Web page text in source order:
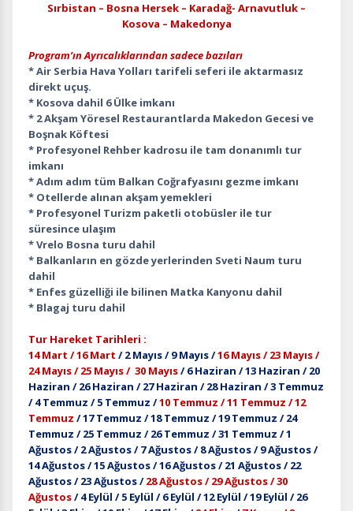
Sırbistan – Bosna Hersek – Karadağ- Arnavutluk –
Kosova – Makedonya
Program’ın Ayrıcalıklarından sadece bazıları
* Air Serbia Hava Yolları tarifeli seferi ile aktarmasız
direkt uçuş.
* Kosova dahil 6 Ülke imkanı
* 2 Akşam Yöresel Restaurantlarda Makedon Gecesi ve
Boşnak Köftesi
* Profesyonel Rehber kadrosu ile tam donanımlı tur
imkanı
* Adım adım tüm Balkan Coğrafyasını gezme imkanı
* Otellerde alınan akşam yemekleri
* Profesyonel Turizm paketli otobüsler ile tur
süresince ulaşım
* Vrelo Bosna turu dahil
* Balkanların en gözde yerlerinden Sveti Naum turu
dahil
* Enfes güzelliği ile bilinen Matka Kanyonu dahil
* Blagaj turu dahil
Tur Hareket Tarihleri :
14 Mart / 16 Mart / 2 Mayıs / 9 Mayıs /16 Mayıs / 23 Mayıs /
24 Mayıs / 25 Mayıs / 30 Mayıs/ 6 Haziran / 13 Haziran / 20
Haziran / 26 Haziran / 27 Haziran / 28 Haziran / 3 Temmuz
/ 4 Temmuz / 5 Temmuz /10 Temmuz / 11 Temmuz / 12
Temmuz / 17 Temmuz / 18 Temmuz / 19 Temmuz / 24
Temmuz / 25 Temmuz / 26 Temmuz / 31 Temmuz / 1
Ağustos / 2 Ağustos / 7 Ağustos / 8 Ağustos / 9 Ağustos /
14 Ağustos / 15 Ağustos / 16 Ağustos / 21 Ağustos / 22
Ağustos / 23 Ağustos /28 Ağustos / 29 Ağustos / 30
Ağustos/ 4 Eylül / 5 Eylül / 6 Eylül / 12 Eylül / 19 Eylül / 26